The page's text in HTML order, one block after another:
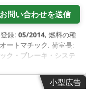
お問い合わせを送信
録: 05/2014, 燃料の種
オートマチック, 荷室長:
ク・ブレーキ・システ
小型広告